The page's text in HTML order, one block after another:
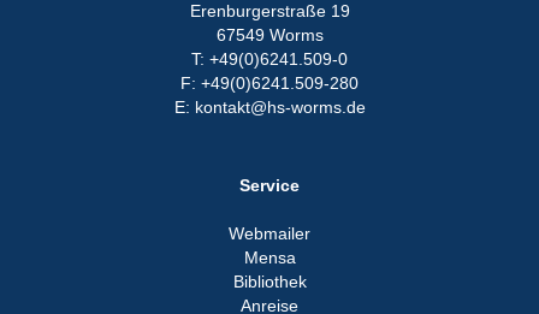
Erenburgerstraße 19
67549 Worms
T: +49(0)6241.509-0
F: +49(0)6241.509-280
E: kontakt@hs-worms.de
Service
Webmailer
Mensa
Bibliothek
Anreise